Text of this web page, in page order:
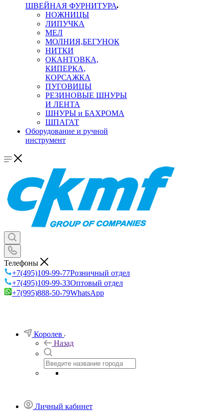
ШВЕЙНАЯ ФУРНИТУРА
НОЖНИЦЫ
ЛИПУЧКА
МЕЛ
МОЛНИЯ,БЕГУНОК
НИТКИ
ОКАНТОВКА,
КИПЕРКА,
КОРСАЖКА
ПУГОВИЦЫ
РЕЗИНОВЫЕ ШНУРЫ
И ЛЕНТА
ШНУРЫ и БАХРОМА
ШПАГАТ
Оборудование и ручной
инструмент
Телефоны
+7(495)109-99-77Розничный отдел
+7(495)109-99-33Оптовый отдел
+7(995)888-50-79WhatsApp
Королев
Назад
Личный кабинет